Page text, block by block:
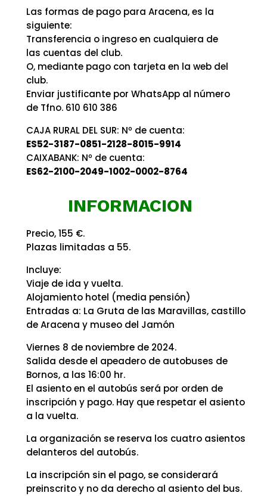
Las formas de pago para Aracena, es la
siguiente:
Transferencia o ingreso en cualquiera de
las cuentas del club.
O, mediante pago con tarjeta en la web del
club.
Enviar justificante por WhatsApp al número
de Tfno. 610 610 386
CAJA RURAL DEL SUR: Nº de cuenta:
ES52-3187-0851-2128-8015-9914
CAIXABANK: Nº de cuenta:
ES62-2100-2049-1002-0002-8764
INFORMACION
Precio, 155 €.
Plazas limitadas a 55.
Incluye:
Viaje de ida y vuelta.
Alojamiento hotel (media pensión)
Entradas a: La Gruta de las Maravillas, castillo
de Aracena y museo del Jamón
Viernes 8 de noviembre de 2024.
Salida desde el apeadero de autobuses de
Bornos, a las 16:00 hr.
El asiento en el autobús será por orden de
inscripción y pago. Hay que respetar el asiento
a la vuelta.
La organización se reserva los cuatro asientos
delanteros del autobús.
La inscripción sin el pago, se considerará
preinscrito y no da derecho al asiento del bus.